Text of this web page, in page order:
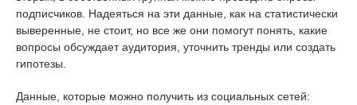
подписчиков. Надеяться на эти данные, как на статистически
выверенные, не стоит, но все же они помогут понять, какие
вопросы обсуждает аудитория, уточнить тренды или создать
гипотезы.
Данные, которые можно получить из социальных сетей: